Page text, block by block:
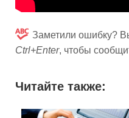
Заметили ошибку?
Ctrl+Enter, чтобы
Читайте также: